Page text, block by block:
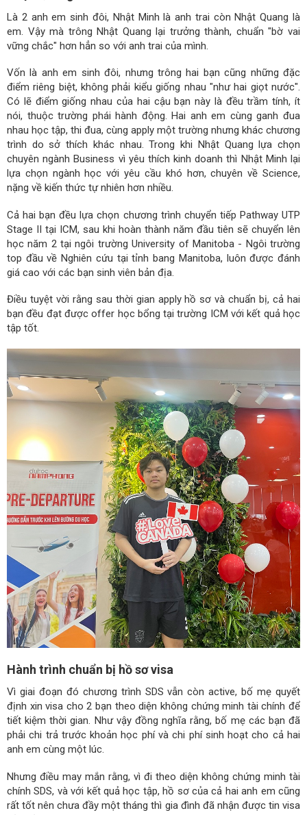
Là 2 anh em sinh đôi, Nhật Minh là anh trai còn Nhật Quang là
em. Vậy mà trông Nhật Quang lại trưởng thành, chuẩn "bờ vai
vững chắc" hơn hẳn so với anh trai của mình.
Vốn là anh em sinh đôi, nhưng trông hai bạn cũng những đặc
điểm riêng biệt, không phải kiểu giống nhau "như hai giọt nước".
Có lẽ điểm giống nhau của hai cậu bạn này là đều trầm tính, ít
nói, thuộc trường phái hành động. Hai anh em cùng ganh đua
nhau học tập, thi đua, cùng apply một trường nhưng khác chương
trình do sở thích khác nhau. Trong khi Nhật Quang lựa chọn
chuyên ngành Business vì yêu thích kinh doanh thì Nhật Minh lại
lựa chọn ngành học với yêu cầu khó hơn, chuyên về Science,
nặng về kiến thức tự nhiên hơn nhiều.
Cả hai bạn đều lựa chọn chương trình chuyển tiếp Pathway UTP
Stage II tại ICM, sau khi hoàn thành năm đầu tiên sẽ chuyển lên
học năm 2 tại ngôi trường University of Manitoba - Ngôi trường
top đầu về Nghiên cứu tại tỉnh bang Manitoba, luôn được đánh
giá cao với các bạn sinh viên bản địa.
Điều tuyệt vời rằng sau thời gian apply hồ sơ và chuẩn bị, cả hai
bạn đều đạt được offer học bổng tại trường ICM với kết quả học
tập tốt.
Hành trình chuẩn bị hồ sơ visa
Vì giai đoạn đó chương trình SDS vẫn còn active, bố mẹ quyết
định xin visa cho 2 bạn theo diện không chứng minh tài chính để
tiết kiệm thời gian. Như vậy đồng nghĩa rằng, bố mẹ các bạn đã
phải chi trả trước khoản học phí và chi phí sinh hoạt cho cả hai
anh em cùng một lúc.
Nhưng điều may mắn rằng, vì đi theo diện không chứng minh tài
chính SDS, và với kết quả học tập, hồ sơ của cả hai anh em cũng
rất tốt nên chưa đầy một tháng thì gia đình đã nhận được tin visa